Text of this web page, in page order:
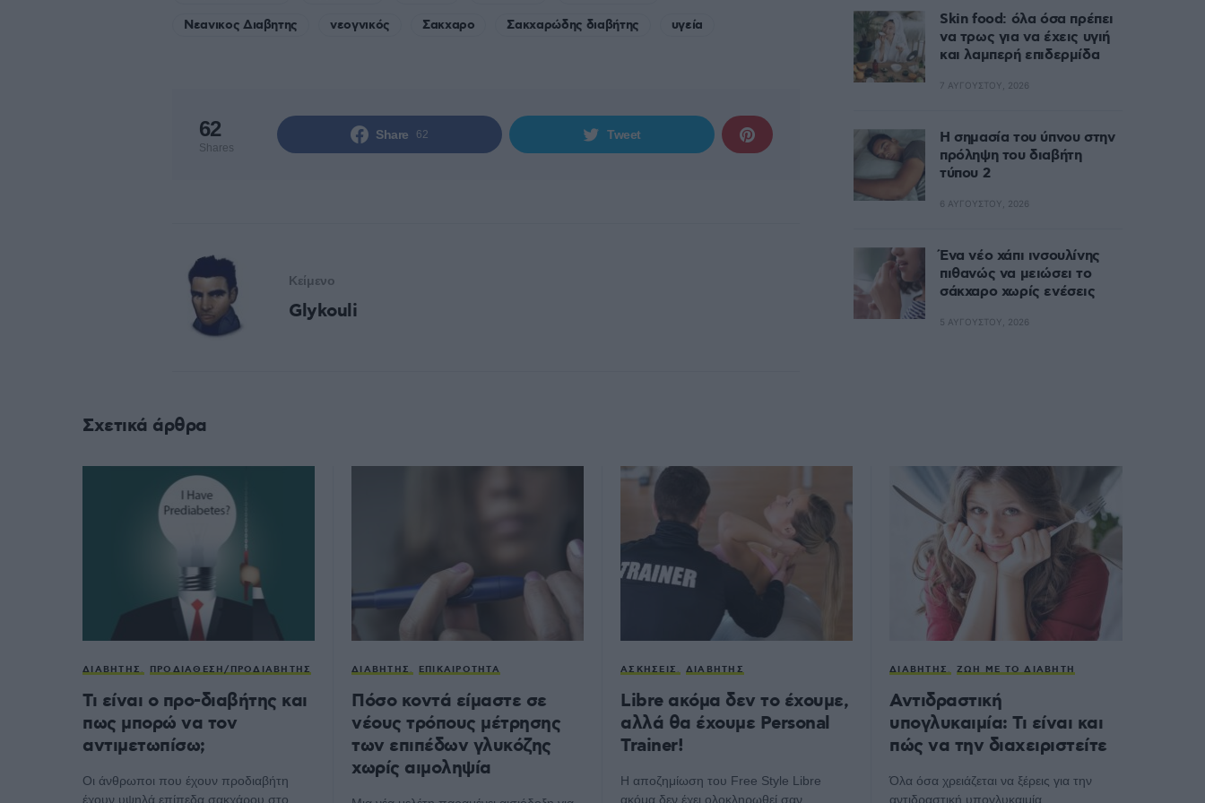
Νεανικος Διαβητης
νεογνικός Σακχαρο Σακχαρώδης διαβήτης υγεία
62
Shares
Share 62 Tweet
Κείμενο
Glykouli
Skin food: όλα όσα πρέπει
να τρως για να έχεις υγιή
και λαμπερή επιδερμίδα
7 ΑΥΓΟΎΣΤΟΥ, 2026
Η σημασία του ύπνου στην
πρόληψη του διαβήτη
τύπου 2
6 ΑΥΓΟΎΣΤΟΥ, 2026
Ένα νέο χάπι ινσουλίνης
πιθανώς να μειώσει το
σάκχαρο χωρίς ενέσεις
5 ΑΥΓΟΎΣΤΟΥ, 2026
Σχετικά άρθρα
ΔΙΑΒΉΤΗΣ ΠΡΟΔΙΆΘΕΣΗ/ΠΡΟΔΙΑΒΉΤΗΣ
Τι είναι ο προ-διαβήτης και
πως μπορώ να τον
αντιμετωπίσω;
Οι άνθρωποι που έχουν προδιαβήτη
έχουν υψηλά επίπεδα σακχάρου στο
ΔΙΑΒΉΤΗΣ ΕΠΙΚΑΙΡΌΤΗΤΑ
Πόσο κοντά είμαστε σε
νέους τρόπους μέτρησης
των επιπέδων γλυκόζης
χωρίς αιμοληψία
ΑΣΚΉΣΕΙΣ ΔΙΑΒΉΤΗΣ
Libre ακόμα δεν το έχουμε,
αλλά θα έχουμε Personal
Trainer!
Η αποζημίωση του Free Style Libre
ακόμα δεν έχει ολοκληρωθεί σαν
ΔΙΑΒΉΤΗΣ ΖΩΉ ΜΕ ΤΟ ΔΙΑΒΉΤΗ
Αντιδραστική
υπογλυκαιμία: Τι είναι και
πώς να την διαχειριστείτε
Όλα όσα χρειάζεται να ξέρεις για την
αντιδραστική υπογλυκαιμία